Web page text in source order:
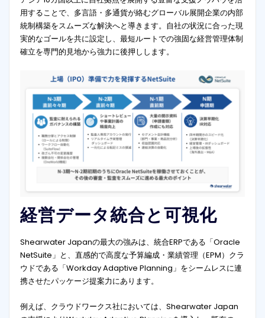
用することで、多言語・多通貨が絡むグローバル展開企業の内部
統制構築をスムーズな解決へと導きます。自社の状況に合った現
実的なゴールを共に設定し、最短ルートでの強固な経営管理体制
確立を専門的見地から強力に後押しします。
経営データ統合と可視化
Shearwater Japanの最大の強みは、統合ERPである「Oracle
NetSuite」と、直感的で高度な予算編成・業績管理（EPM）クラ
ウドである「Workday Adaptive Planning」をシームレスに連
携させたパッケージ提案力にあります。
例えば、クラウドワークス社においては、Shearwater Japan